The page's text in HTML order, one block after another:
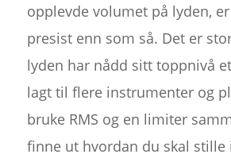
opplevde volumet på lyden,
presist enn som så. Det er
lyden har nådd sitt toppnivå
lagt til flere instrumenter og
bruke RMS og en limiter
finne ut hvordan du skal stille